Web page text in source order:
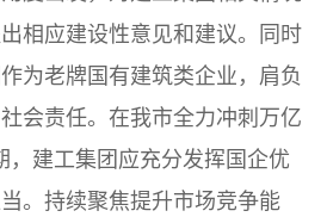
相应建设性意见和建议。同时
为老牌国有建筑类企业，肩负
会责任。在我市全力冲刺万亿
，建工集团应充分发挥国企优
。持续聚焦提升市场竞争能